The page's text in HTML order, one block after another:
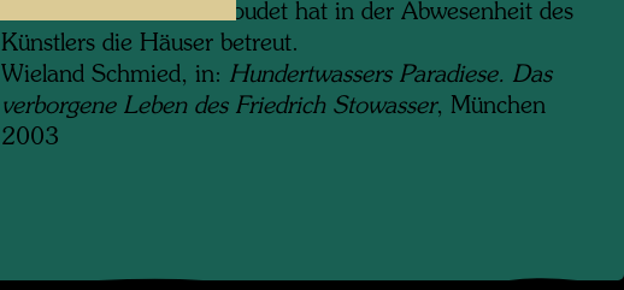
Francis und Simone Goudet hat in der Abwesenheit des
Künstlers die Häuser betreut.
Wieland Schmied, in: Hundertwassers Paradiese. Das
verborgene Leben des Friedrich Stowasser, München
2003